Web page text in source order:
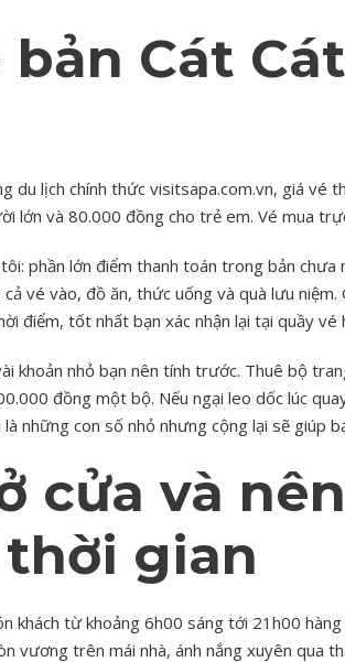
bản Cát
du lịch chính thức visitsapa.com.vn, giá vé
lớn và 80.000 đồng cho trẻ em. Vé mua
phần lớn điểm thanh toán trong bản chưa
vé vào, đồ ăn, thức uống và quà lưu
điểm, tốt nhất bạn xác nhận lại tại quầy vé
khoản nhỏ bạn nên tính trước. Thuê bộ
đồng một bộ. Nếu ngại leo dốc lúc
những con số nhỏ nhưng cộng lại sẽ giúp
cửa và
gian
khách từ khoảng 6h00 sáng tới 21h00
vương trên mái nhà, ánh nắng xuyên qua